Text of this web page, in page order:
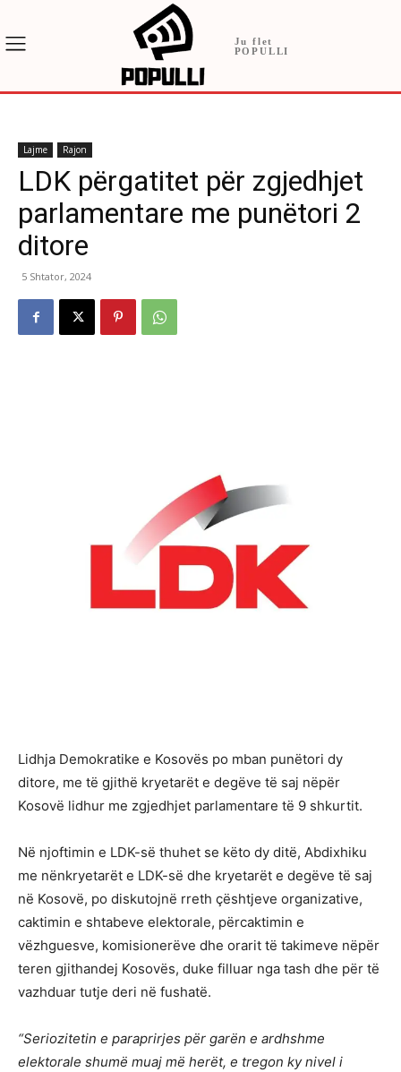
Ju flet
POPULLI
Lajme Rajon
LDK përgatitet për zgjedhjet
parlamentare me punëtori 2
ditore
5 Shtator, 2024
Lidhja Demokratike e Kosovës po mban punëtori dy
ditore, me të gjithë kryetarët e degëve të saj nëpër
Kosovë lidhur me zgjedhjet parlamentare të 9 shkurtit.
Në njoftimin e LDK-së thuhet se këto dy ditë, Abdixhiku
me nënkryetarët e LDK-së dhe kryetarët e degëve të saj
në Kosovë, po diskutojnë rreth çështjeve organizative,
caktimin e shtabeve elektorale, përcaktimin e
vëzhguesve, komisionerëve dhe orarit të takimeve nëpër
teren gjithandej Kosovës, duke filluar nga tash dhe për të
vazhduar tutje deri në fushatë.
“Seriozitetin e paraprirjes për garën e ardhshme
elektorale shumë muaj më herët, e tregon ky nivel i